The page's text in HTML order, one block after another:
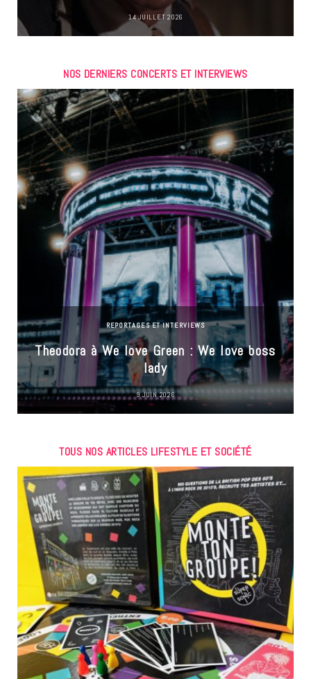
14 JUILLET 2026
NOS DERNIERS CONCERTS ET INTERVIEWS
REPORTAGES ET INTERVIEWS
Theodora à We love Green : We love boss
lady
9 JUIN 2026
TOUS NOS ARTICLES LIFESTYLE ET SOCIÉTÉ